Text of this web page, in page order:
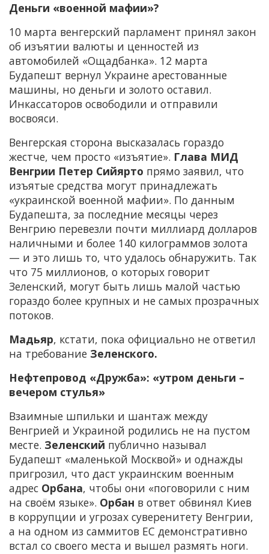
Деньги «военной мафии»?
10 марта венгерский парламент принял закон
об изъятии валюты и ценностей из
автомобилей «Ощадбанка». 12 марта
Будапешт вернул Украине арестованные
машины, но деньги и золото оставил.
Инкассаторов освободили и отправили
восвояси.
Венгерская сторона высказалась гораздо
жестче, чем просто «изъятие». Глава МИД
Венгрии Петер Сийярто прямо заявил, что
изъятые средства могут принадлежать
«украинской военной мафии». По данным
Будапешта, за последние месяцы через
Венгрию перевезли почти миллиард долларов
наличными и более 140 килограммов золота
— и это лишь то, что удалось обнаружить. Так
что 75 миллионов, о которых говорит
Зеленский, могут быть лишь малой частью
гораздо более крупных и не самых прозрачных
потоков.
Мадьяр, кстати, пока официально не ответил
на требование Зеленского.
Нефтепровод «Дружба»: «утром деньги –
вечером стулья»
Взаимные шпильки и шантаж между
Венгрией и Украиной родились не на пустом
месте. Зеленский публично называл
Будапешт «маленькой Москвой» и однажды
пригрозил, что даст украинским военным
адрес Орбана, чтобы они «поговорили с ним
на своём языке». Орбан в ответ обвинял Киев
в коррупции и угрозах суверенитету Венгрии,
а на одном из саммитов ЕС демонстративно
встал со своего места и вышел размять ноги.